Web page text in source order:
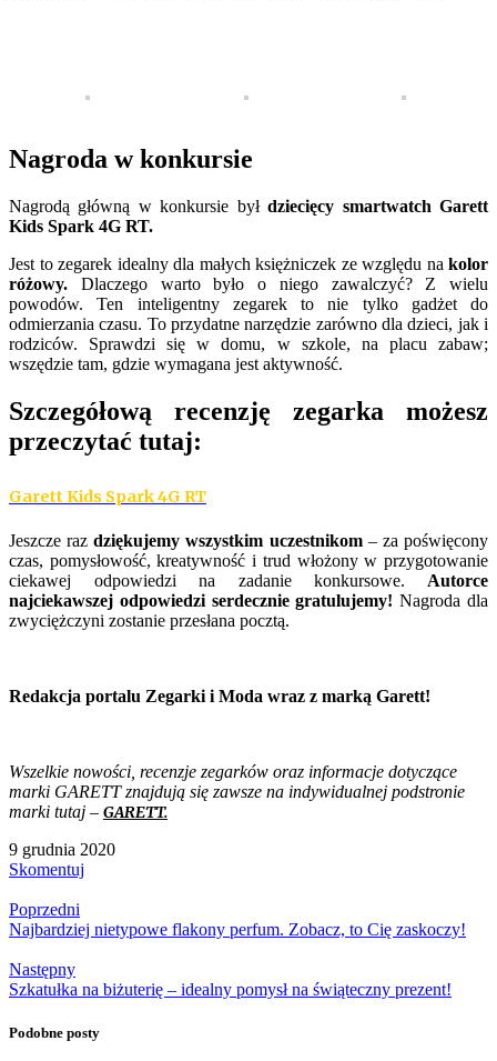
Nagroda w konkursie
Nagrodą główną w konkursie byłdziecięcy smartwatch Garett
Kids Spark 4G RT.
Jest to zegarek idealny dla małych księżniczek ze względu na kolor
różowy. Dlaczego warto było o niego zawalczyć? Z wielu
powodów. Ten inteligentny zegarek to nie tylko gadżet do
odmierzania czasu. To przydatne narzędzie zarówno dla dzieci, jak i
rodziców. Sprawdzi się w domu, w szkole, na placu zabaw;
wszędzie tam, gdzie wymagana jest aktywność.
Szczegółową recenzję zegarka możesz
przeczytać tutaj:
Garett Kids Spark 4G RT
Jeszcze razdziękujemy wszystkim uczestnikom– za poświęcony
czas, pomysłowość, kreatywność i trud włożony w przygotowanie
ciekawej odpowiedzi na zadanie konkursowe. Autorce
najciekawszej odpowiedzi serdecznie gratulujemy! Nagroda dla
zwyciężczyni zostanie przesłana pocztą.
Redakcja portalu Zegarki i Moda wraz z marką Garett!
Wszelkie nowości, recenzje zegarków oraz informacje dotyczące
marki GARETT znajdują się zawsze na indywidualnej podstronie
marki tutaj – GARETT.
9 grudnia 2020
Skomentuj
Poprzedni
Najbardziej nietypowe flakony perfum. Zobacz, to Cię zaskoczy!
Następny
Szkatułka na biżuterię – idealny pomysł na świąteczny prezent!
Podobne posty